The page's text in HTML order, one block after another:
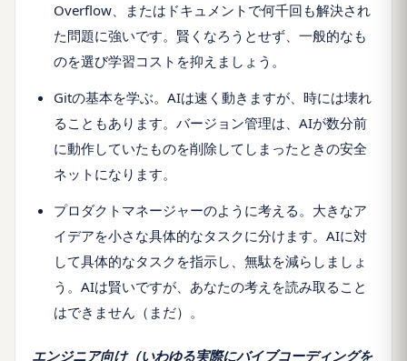
Overflow、またはドキュメントで何千回も解決され
た問題に強いです。賢くなろうとせず、一般的なも
のを選び学習コストを抑えましょう。
Gitの基本を学ぶ。AIは速く動きますが、時には壊れ
ることもあります。バージョン管理は、AIが数分前
に動作していたものを削除してしまったときの安全
ネットになります。
プロダクトマネージャーのように考える。大きなア
イデアを小さな具体的なタスクに分けます。AIに対
して具体的なタスクを指示し、無駄を減らしましょ
う。AIは賢いですが、あなたの考えを読み取ること
はできません（まだ）。
エンジニア向け（いわゆる実際にバイブコーディングを